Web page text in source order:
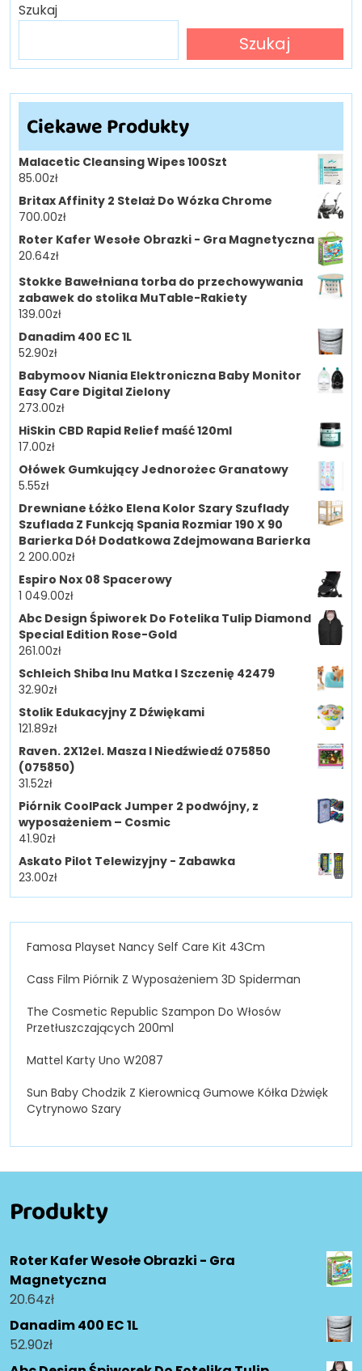
Szukaj
Szukaj
Ciekawe Produkty
Malacetic Cleansing Wipes 100Szt
85.00zł
Britax Affinity 2 Stelaż Do Wózka Chrome
700.00zł
Roter Kafer Wesołe Obrazki - Gra Magnetyczna
20.64zł
Stokke Bawełniana torba do przechowywania
zabawek do stolika MuTable-Rakiety
139.00zł
Danadim 400 EC 1L
52.90zł
Babymoov Niania Elektroniczna Baby Monitor
Easy Care Digital Zielony
273.00zł
HiSkin CBD Rapid Relief maść 120ml
17.00zł
Ołówek Gumkujący Jednorożec Granatowy
5.55zł
Drewniane Łóżko Elena Kolor Szary Szuflady
Szuflada Z Funkcją Spania Rozmiar 190 X 90
Barierka Dół Dodatkowa Zdejmowana Barierka
2 200.00zł
Espiro Nox 08 Spacerowy
1 049.00zł
Abc Design Śpiworek Do Fotelika Tulip Diamond
Special Edition Rose-Gold
261.00zł
Schleich Shiba Inu Matka I Szczenię 42479
32.90zł
Stolik Edukacyjny Z Dźwiękami
121.89zł
Raven. 2X12el. Masza I Niedźwiedź 075850
(075850)
31.52zł
Piórnik CoolPack Jumper 2 podwójny, z
wyposażeniem – Cosmic
41.90zł
Askato Pilot Telewizyjny - Zabawka
23.00zł
Famosa Playset Nancy Self Care Kit 43Cm
Cass Film Piórnik Z Wyposażeniem 3D Spiderman
The Cosmetic Republic Szampon Do Włosów
Przetłuszczających 200ml
Mattel Karty Uno W2087
Sun Baby Chodzik Z Kierownicą Gumowe Kółka Dżwięk
Cytrynowo Szary
Produkty
Roter Kafer Wesołe Obrazki - Gra
Magnetyczna
20.64zł
Danadim 400 EC 1L
52.90zł